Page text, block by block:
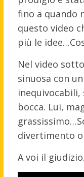
fino a quando
questo video
più le
Nel video
sinuosa con
bocca. Lui,
divertimento o
A voi il